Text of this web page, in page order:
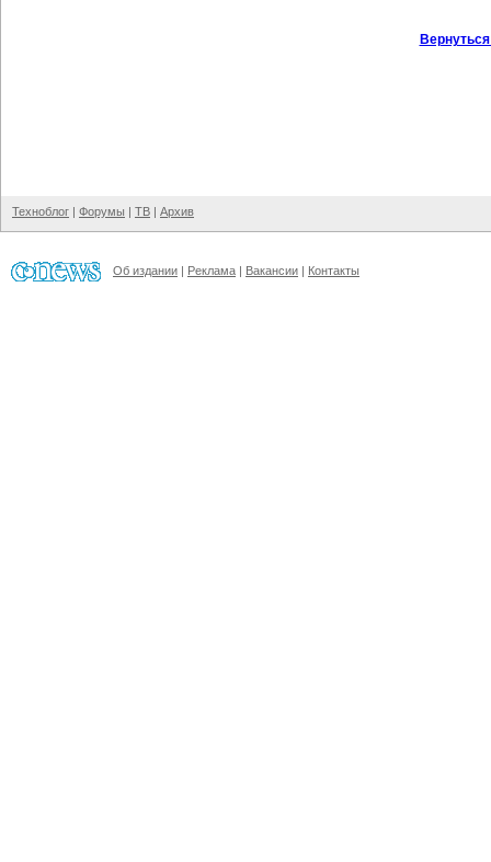
Техноблог | Форумы | ТВ | Архив
Об издании | Реклама | Вакансии | Контакты